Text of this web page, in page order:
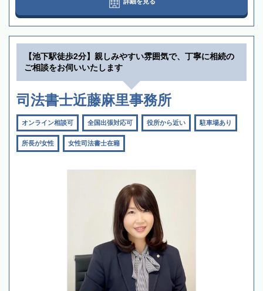
【池下駅徒歩2分】親しみやすい雰囲気で、丁寧に相続の
ご相談をお伺いいたします
司法書士近藤麻里事務所
オンライン相談可 全国出張対応可 役所から近い 駐車場あり
所長が女性 女性司法書士在籍